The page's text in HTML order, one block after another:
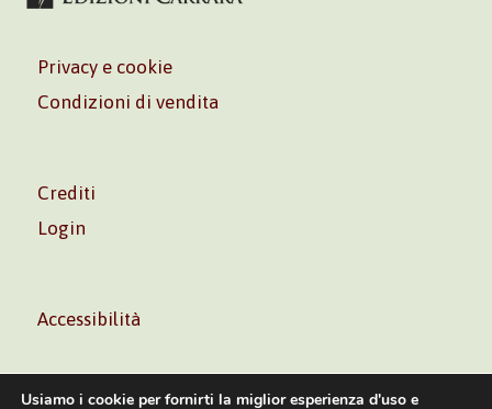
Privacy e cookie
Condizioni di vendita
Crediti
Login
Accessibilità
Usiamo i cookie per fornirti la miglior esperienza d'uso e